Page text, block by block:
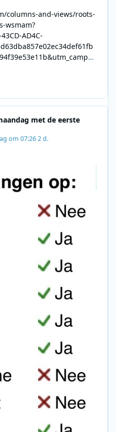
columns-and-views/roots-
wsmam?
AD4C-
met de eerste
om 07:262 d.